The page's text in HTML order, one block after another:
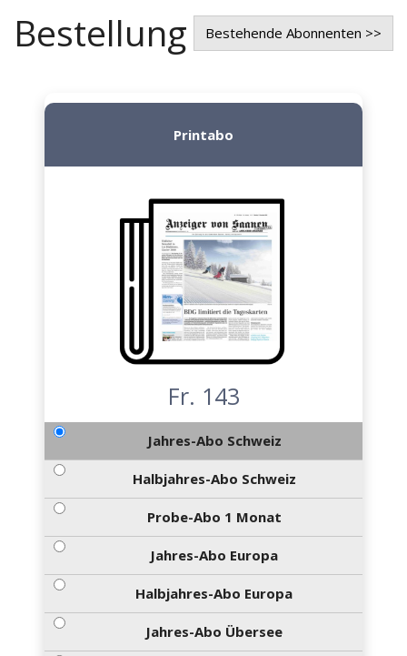
Bestellung Bestehende Abonnenten >>
Printabo
Fr. 143
Jahres-Abo Schweiz
Halbjahres-Abo Schweiz
Probe-Abo 1 Monat
Jahres-Abo Europa
Halbjahres-Abo Europa
Jahres-Abo Übersee